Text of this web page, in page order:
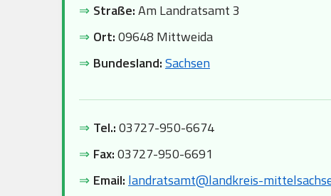
⇒ Straße:Am Landratsamt 3
⇒ Ort:09648 Mittweida
⇒ Bundesland:Sachsen
⇒ Tel.:03727-950-6674
⇒ Fax:03727-950-6691
⇒ Email: landratsamt@landkreis-